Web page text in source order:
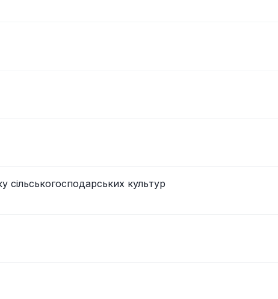
сільськогосподарських культур